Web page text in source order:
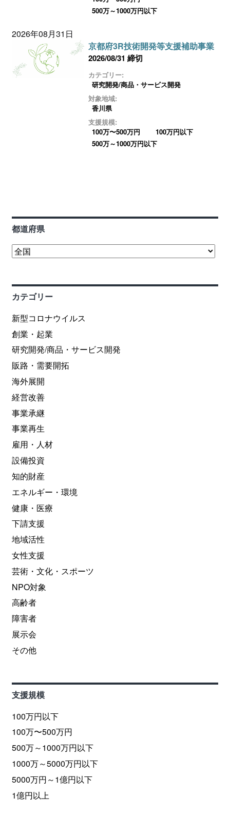
500万～1000万円以下
2026年08月31日
京都府3R技術開発等支援補助事業
2026/08/31 締切
カテゴリー:
研究開発/商品・サービス開発
対象地域:
香川県
支援規模:
100万〜500万円
100万円以下
500万～1000万円以下
都道府県
カテゴリー
新型コロナウイルス
創業・起業
研究開発/商品・サービス開発
販路・需要開拓
海外展開
経営改善
事業承継
事業再生
雇用・人材
設備投資
知的財産
エネルギー・環境
健康・医療
下請支援
地域活性
女性支援
芸術・文化・スポーツ
NPO対象
高齢者
障害者
展示会
その他
支援規模
100万円以下
100万〜500万円
500万～1000万円以下
1000万～5000万円以下
5000万円～1億円以下
1億円以上